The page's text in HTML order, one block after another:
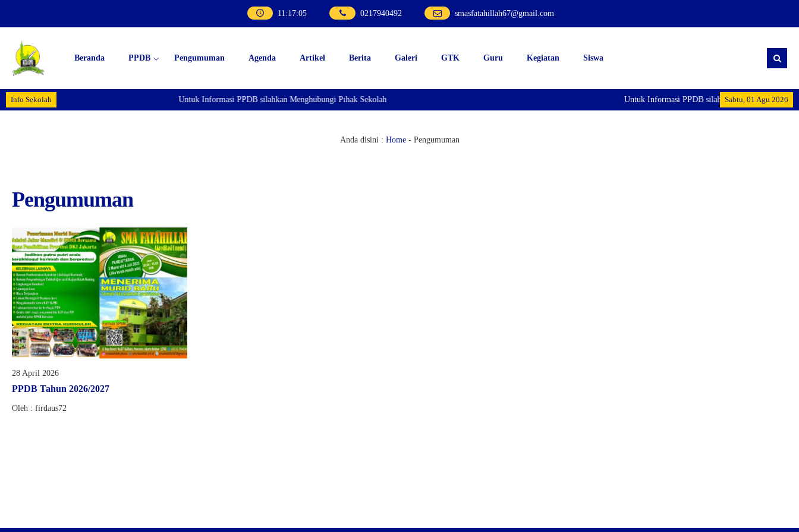
11:17:05 0217940492 smasfatahillah67@gmail.com
Beranda PPDB Pengumuman Agenda Artikel Berita Galeri GTK Guru Kegiatan Siswa
Info Sekolah Sabtu, 01 Agu 2026
Untuk Informasi PPDB silahkan Menghubungi
Untuk Informasi PPDB silahkan Menghubungi Pihak Sekolah
Anda disini : Home- Pengumuman
Pengumuman
28 April 2026
PPDB Tahun 2026/2027
Oleh : firdaus72